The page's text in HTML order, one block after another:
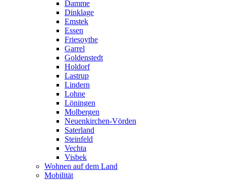
Damme
Dinklage
Emstek
Essen
Friesoythe
Garrel
Goldenstedt
Holdorf
Lastrup
Lindern
Lohne
Löningen
Molbergen
Neuenkirchen-Vörden
Saterland
Steinfeld
Vechta
Visbek
Wohnen auf dem Land
Mobilität